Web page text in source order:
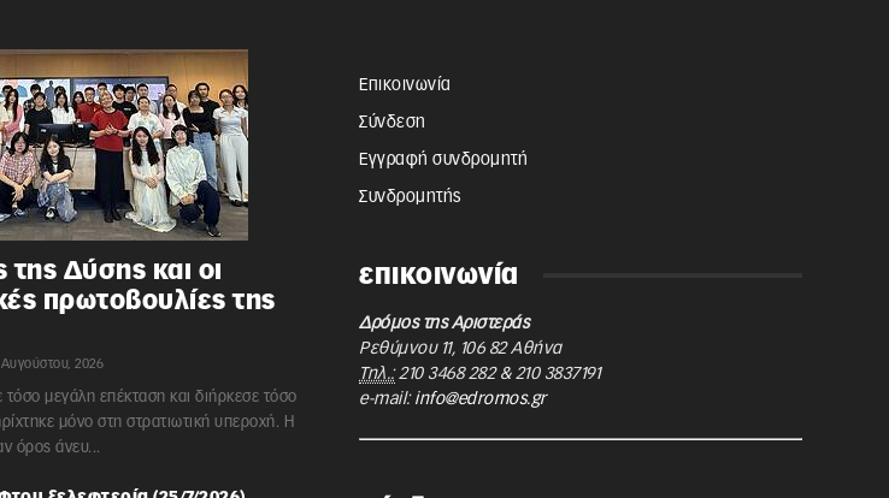
Δύσης και οι
πρωτοβουλίες της
Αυγούστου, 2026
τόσο μεγάλη επέκταση και διήρκεσε τόσο
μόνο στη στρατιωτική υπεροχή. Η
όρος άνευ...
Επικοινωνία
Σύνδεση
Εγγραφή συνδρομητή
Συνδρομητής
επικοινωνία
Δρόμος της Αριστεράς
Ρεθύμνου 11, 106 82 Αθήνα
Τηλ.: 210 3468 282& 210 3837191
e-mail: info@edromos.gr